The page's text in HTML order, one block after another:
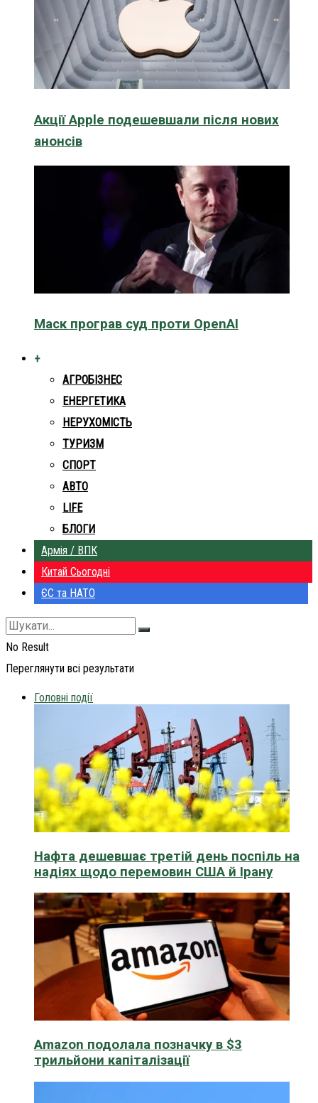
Акції Apple подешевшали після нових
анонсів
Маск програв суд проти OpenAI
+
АГРОБІЗНЕС
ЕНЕРГЕТИКА
НЕРУХОМІСТЬ
ТУРИЗМ
СПОРТ
АВТО
LIFE
БЛОГИ
Армія / ВПК
Китай Сьогодні
ЄС та НАТО
No Result
Переглянути всі результати
Головні події
Нафта дешевшає третій день поспіль на
надіях щодо перемовин США й Ірану
Amazon подолала позначку в $3
трильйони капіталізації